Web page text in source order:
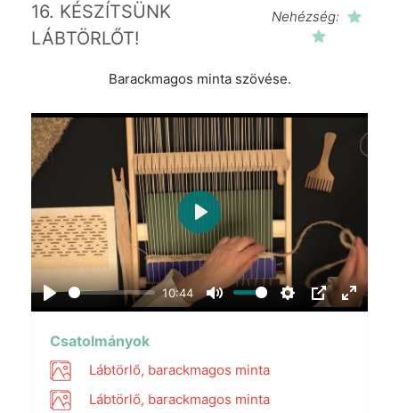
16. KÉSZÍTSÜNK
LÁBTÖRLŐT!
Nehézség:
Barackmagos minta szövése.
Play
10:44
Mute Settings
PIP Enter
Play
Csatolmányok
Lábtörlő, barackmagos minta
Lábtörlő, barackmagos minta